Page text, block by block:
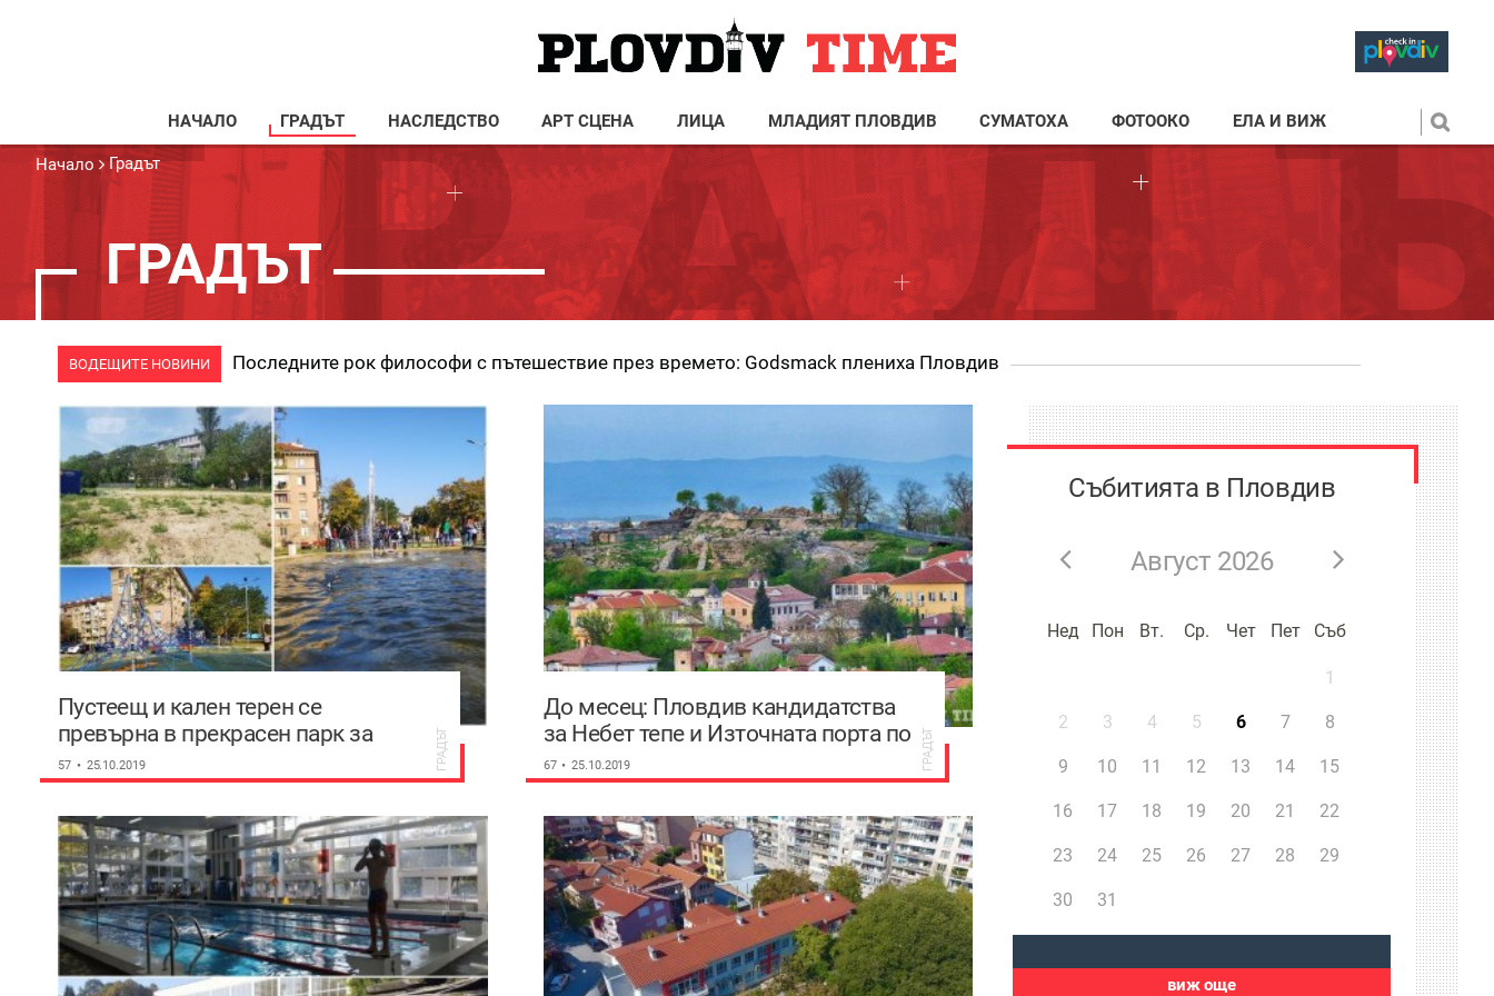
НАЧАЛО ГРАДЪТ НАСЛЕДСТВО АРТ СЦЕНА ЛИЦА МЛАДИЯТ ПЛОВДИВ СУМАТОХА ФОТООКО ЕЛА И ВИЖ
Начало Градът
ГРАДЪТ
ВОДЕЩИТЕ НОВИНИ Последните рок философи с пътешествие през времето: Godsmack плениха Пловдив
Пустеещ и кален терен се
превърна в прекрасен парк за
деца в Пловдив
57 25.10.2019 ГРАДЪТ
До месец: Пловдив кандидатства
за Небет тепе и Източната порта по
програма “Региони в растеж“
67 25.10.2019 ГРАДЪТ
Събитията в Пловдив
Август 2026
Нед Пон Вт. Ср. Чет Пет Съб
1
2 3 4 5 6 7 8
9 10 11 12 13 14 15
16 17 18 19 20 21 22
23 24 25 26 27 28 29
30 31
виж още